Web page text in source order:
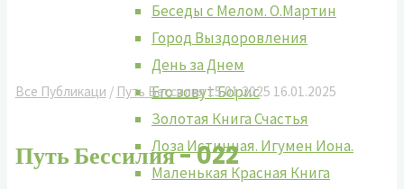
Беседы с Мелом. О.Мартин
Город Выздоровления
День за Днем
Его зовут Борис
Золотая Книга Счастья
Лоза Истинная. Игумен Иона.
Маленькая Красная Книга
Все Публикаци / Путь Бессилия15.01.2025 16.01.2025
Путь Бессилия - 022